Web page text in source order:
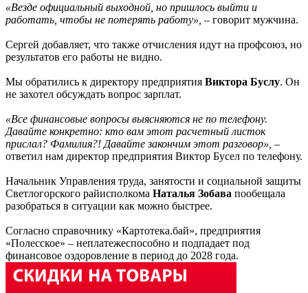
«Везде официальный выходной, но пришлось выйти и
работать, чтобы не потерять работу», – говорит мужчина.
Сергей добавляет, что также отчисления идут на профсоюз, но
результатов его работы не видно.
Мы обратились к директору предприятия Виктора Буслу. Он
не захотел обсуждать вопрос зарплат.
«Все финансовые вопросы выясняются не по телефону.
Давайте конкретно: кто вам этот расчетный листок
прислал? Фамилия?! Давайте закончим этот разговор», –
ответил нам директор предприятия Виктор Бусел по телефону.
Начальник Управления труда, занятости и социальной защиты
Светлогорского райисполкома Наталья Зобава пообещала
разобраться в ситуации как можно быстрее.
Согласно справочнику «Картотека.бай», предприятия
«Полесское» – неплатежеспособно и подпадает под
финансовое оздоровление в период до 2028 года.